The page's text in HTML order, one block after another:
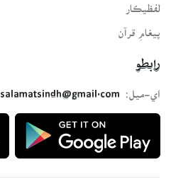
لفظيڪار
پيغامِ قرآن
رابطو
اي-ميل:
salamatsindh@gmail.com